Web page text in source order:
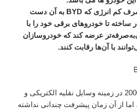
رابطه بین E-Axle و مصرف کم انرژی که BYD به آن دست
ساخته تا خودروهای برقی خود را با
عرضه کند که خودروسازان
با آن‌ها رقابت کنند.
ژاپن قبلاً در اوایل دهه 2000 در زمینه وسایل نقلیه الکتریکی و
اما از آن زمان پیشرفت چندانی نداشته